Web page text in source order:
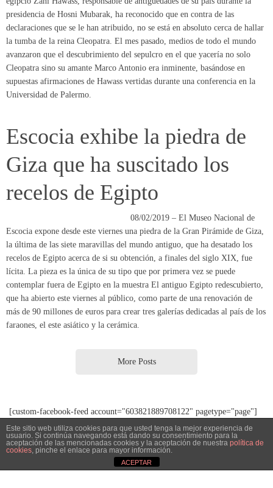
supuestas afirmaciones de Hawass vertidas durante una conferencia en la
Universidad de Palermo.
Escocia exhibe la piedra de
Giza que ha suscitado los
08/02/2019 – El Museo Nacional de
Escocia expone desde este viernes una piedra de la Gran Pirámide de Giza,
la última de las siete maravillas del mundo antiguo, que ha desatado los
recelos de Egipto acerca de si su obtención, a finales del siglo XIX, fue
lícita. La pieza es la única de su tipo que por primera vez se puede
más de 90 millones de euros para crear tres galerías dedicadas al país de los
More Posts
Creado con WordPress.
Este sitio web utiliza cookies para que usted tenga la mejor experiencia de
usuario. Si continúa navegando está dando su consentimiento para la
aceptación de las mencionadas cookies y la aceptación de nuestra política de
cookies, pinche el enlace para mayor información.
ACEPTAR